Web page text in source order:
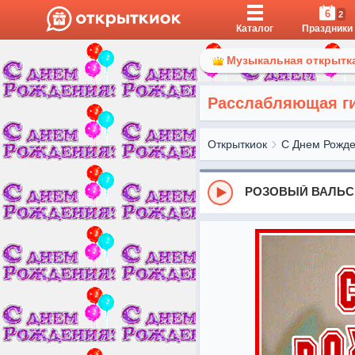
Каталог
6 2
Праздники
Музыкальная
Расслабляющая
Открыткиок С Днем
РОЗОВЫЙ ВАЛЬС